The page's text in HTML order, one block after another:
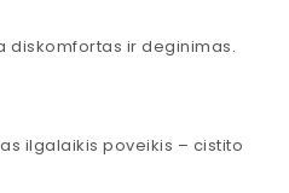
diskomfortas ir deginimas.
ilgalaikis poveikis – cistito